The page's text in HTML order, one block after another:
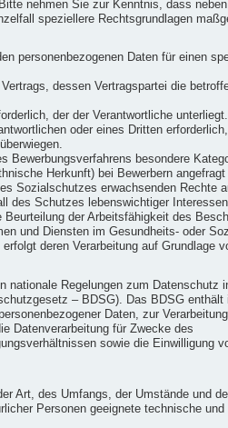
nehmen Sie zur Kenntnis, dass
speziellere Rechtsgrundlagen
personenbezogenen Daten für einen
dessen Vertragspartei die
der der Verantwortliche unterliegt.
oder eines Dritten
Bewerbungsverfahrens besondere
Herkunft) bei Bewerbern
Sozialschutzes erwachsenden Rechte
des Schutzes lebenswichtiger
der Arbeitsfähigkeit des
und Diensten im Gesundheits- oder
deren Verarbeitung auf Grundlage
nationale Regelungen zum Datenschutz
– BDSG). Das BDSG enthält
Daten, zur
Datenverarbeitung für Zwecke des
sowie die Einwilligung
Art, des Umfangs, der Umstände und
Personen geeignete technische und